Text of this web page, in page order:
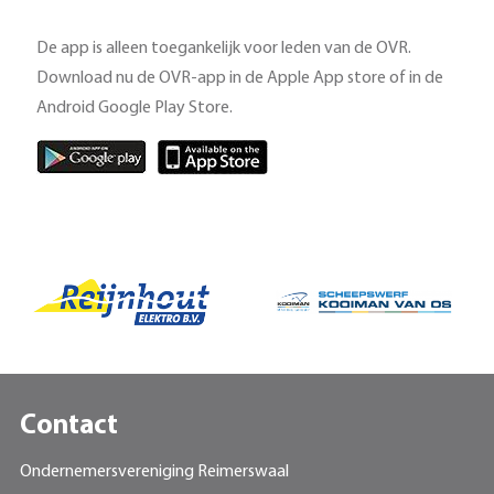
De app is alleen toegankelijk voor leden van de OVR.
Download nu de OVR-app in de Apple App store of in de
Android Google Play Store.
Contact
Ondernemersvereniging Reimerswaal